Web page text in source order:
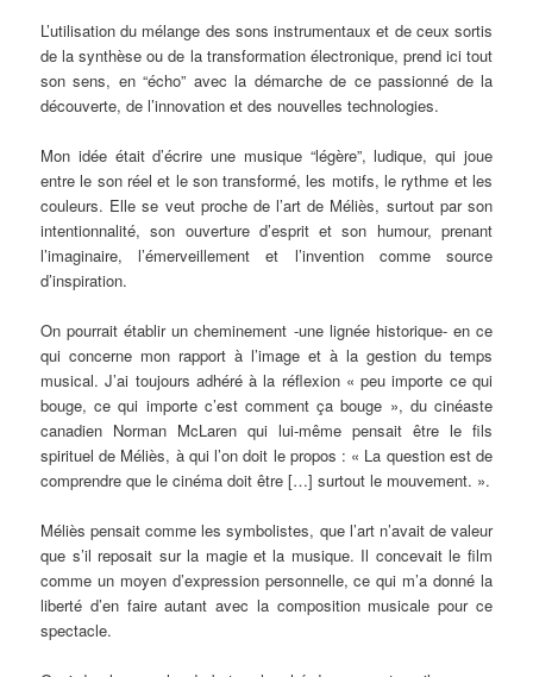
L’utilisation du mélange des sons instrumentaux et de ceux sortis
de la synthèse ou de la transformation électronique, prend ici tout
son sens, en “écho” avec la démarche de ce passionné de la
découverte, de l’innovation et des nouvelles technologies.
Mon idée était d’écrire une musique “légère”, ludique, qui joue
entre le son réel et le son transformé, les motifs, le rythme et les
couleurs. Elle se veut proche de l’art de Méliès, surtout par son
intentionnalité, son ouverture d’esprit et son humour, prenant
l’imaginaire, l’émerveillement et l’invention comme source
d’inspiration.
On pourrait établir un cheminement -une lignée historique- en ce
qui concerne mon rapport à l’image et à la gestion du temps
musical. J’ai toujours adhéré à la réflexion « peu importe ce qui
bouge, ce qui importe c’est comment ça bouge », du cinéaste
canadien Norman McLaren qui lui-même pensait être le fils
spirituel de Méliès, à qui l’on doit le propos : « La question est de
comprendre que le cinéma doit être […] surtout le mouvement. ».
Méliès pensait comme les symbolistes, que l’art n’avait de valeur
que s’il reposait sur la magie et la musique. Il concevait le film
comme un moyen d’expression personnelle, ce qui m’a donné la
liberté d’en faire autant avec la composition musicale pour ce
spectacle.